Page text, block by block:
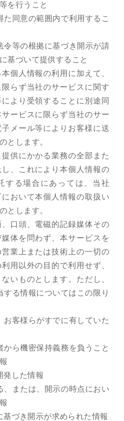
を行うこと
た同意の範囲内で利用するこ
令等の根拠に基づき開示が請
基づいて提供すること
個人情報の利用に加えて、
らず当社のサービスに関す
より受領することに別途同
ービスに限らず当社のサー
メール等によりお客様に送
とします。
供にかかる業務の全部また
、これにより本個人情報の
する場合にあっては、当社
おいて本個人情報の取扱い
とします。
口頭、電磁的記録媒体その
体を問わず、本サービスを
業上または技術上の一切の
用以外の目的で利用せず、
いものとします。ただし、
する情報についてはこの限り
お客様らがすでに有していた
から機密保持義務を負うこと
発した情報
、または、開示の時点におい
基づき開示が求められた情報